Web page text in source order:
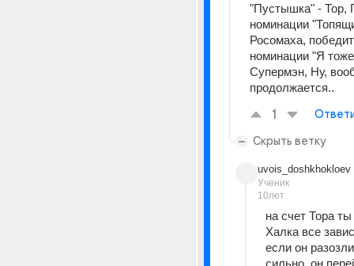
"Пустышка" - Тор,
номинации
Росомаха,
номинации "Я
Супермэн, Ну,
продолжается..
1
Скрыть ветку
uvois_doshkhokloev
Ученик
10лет
на счет Тора
Халка все
если он
сильно, он